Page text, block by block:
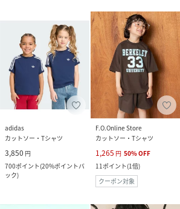
adidas
カットソー・Tシャツ
3,850 円
700ポイント(20%ポイントバ
ック)
F.O.Online Store
カットソー・Tシャツ
1,265 円 50%OFF
11ポイント(1倍)
クーポン対象